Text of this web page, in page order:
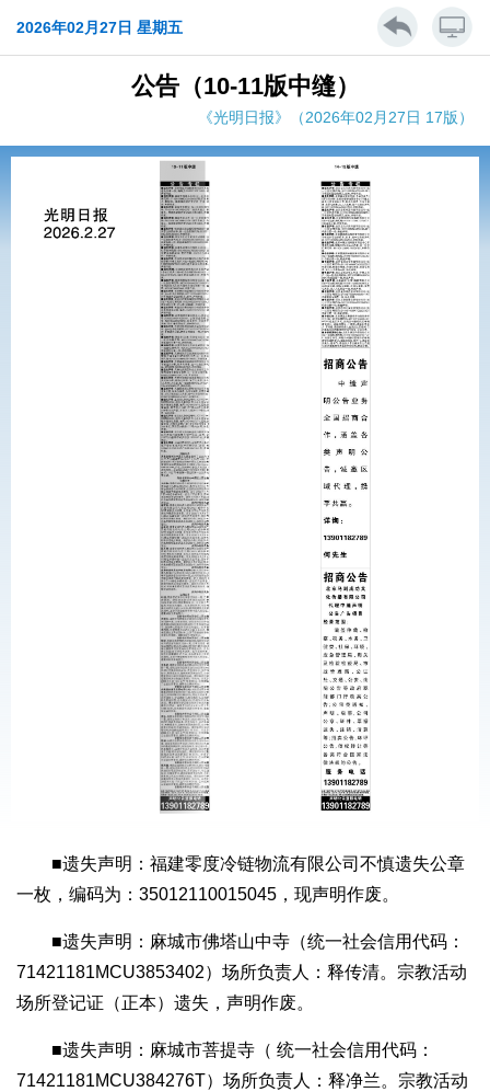
2026年02月27日 星期五
公告（10-11版中缝）
《光明日报》（2026年02月27日 17版）
■遗失声明：福建零度冷链物流有限公司不慎遗失公章
一枚，编码为：35012110015045，现声明作废。
■遗失声明：麻城市佛塔山中寺（统一社会信用代码：
71421181MCU3853402）场所负责人：释传清。宗教活动
场所登记证（正本）遗失，声明作废。
■遗失声明：麻城市菩提寺（ 统一社会信用代码：
71421181MCU384276T）场所负责人：释净兰。宗教活动